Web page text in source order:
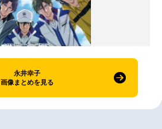
永井幸子
画像まとめを見る